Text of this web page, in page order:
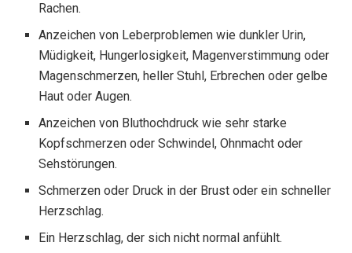
Rachen.
Anzeichen von Leberproblemen wie dunkler Urin,
Müdigkeit, Hungerlosigkeit, Magenverstimmung oder
Magenschmerzen, heller Stuhl, Erbrechen oder gelbe
Haut oder Augen.
Anzeichen von Bluthochdruck wie sehr starke
Kopfschmerzen oder Schwindel, Ohnmacht oder
Sehstörungen.
Schmerzen oder Druck in der Brust oder ein schneller
Herzschlag.
Ein Herzschlag, der sich nicht normal anfühlt.